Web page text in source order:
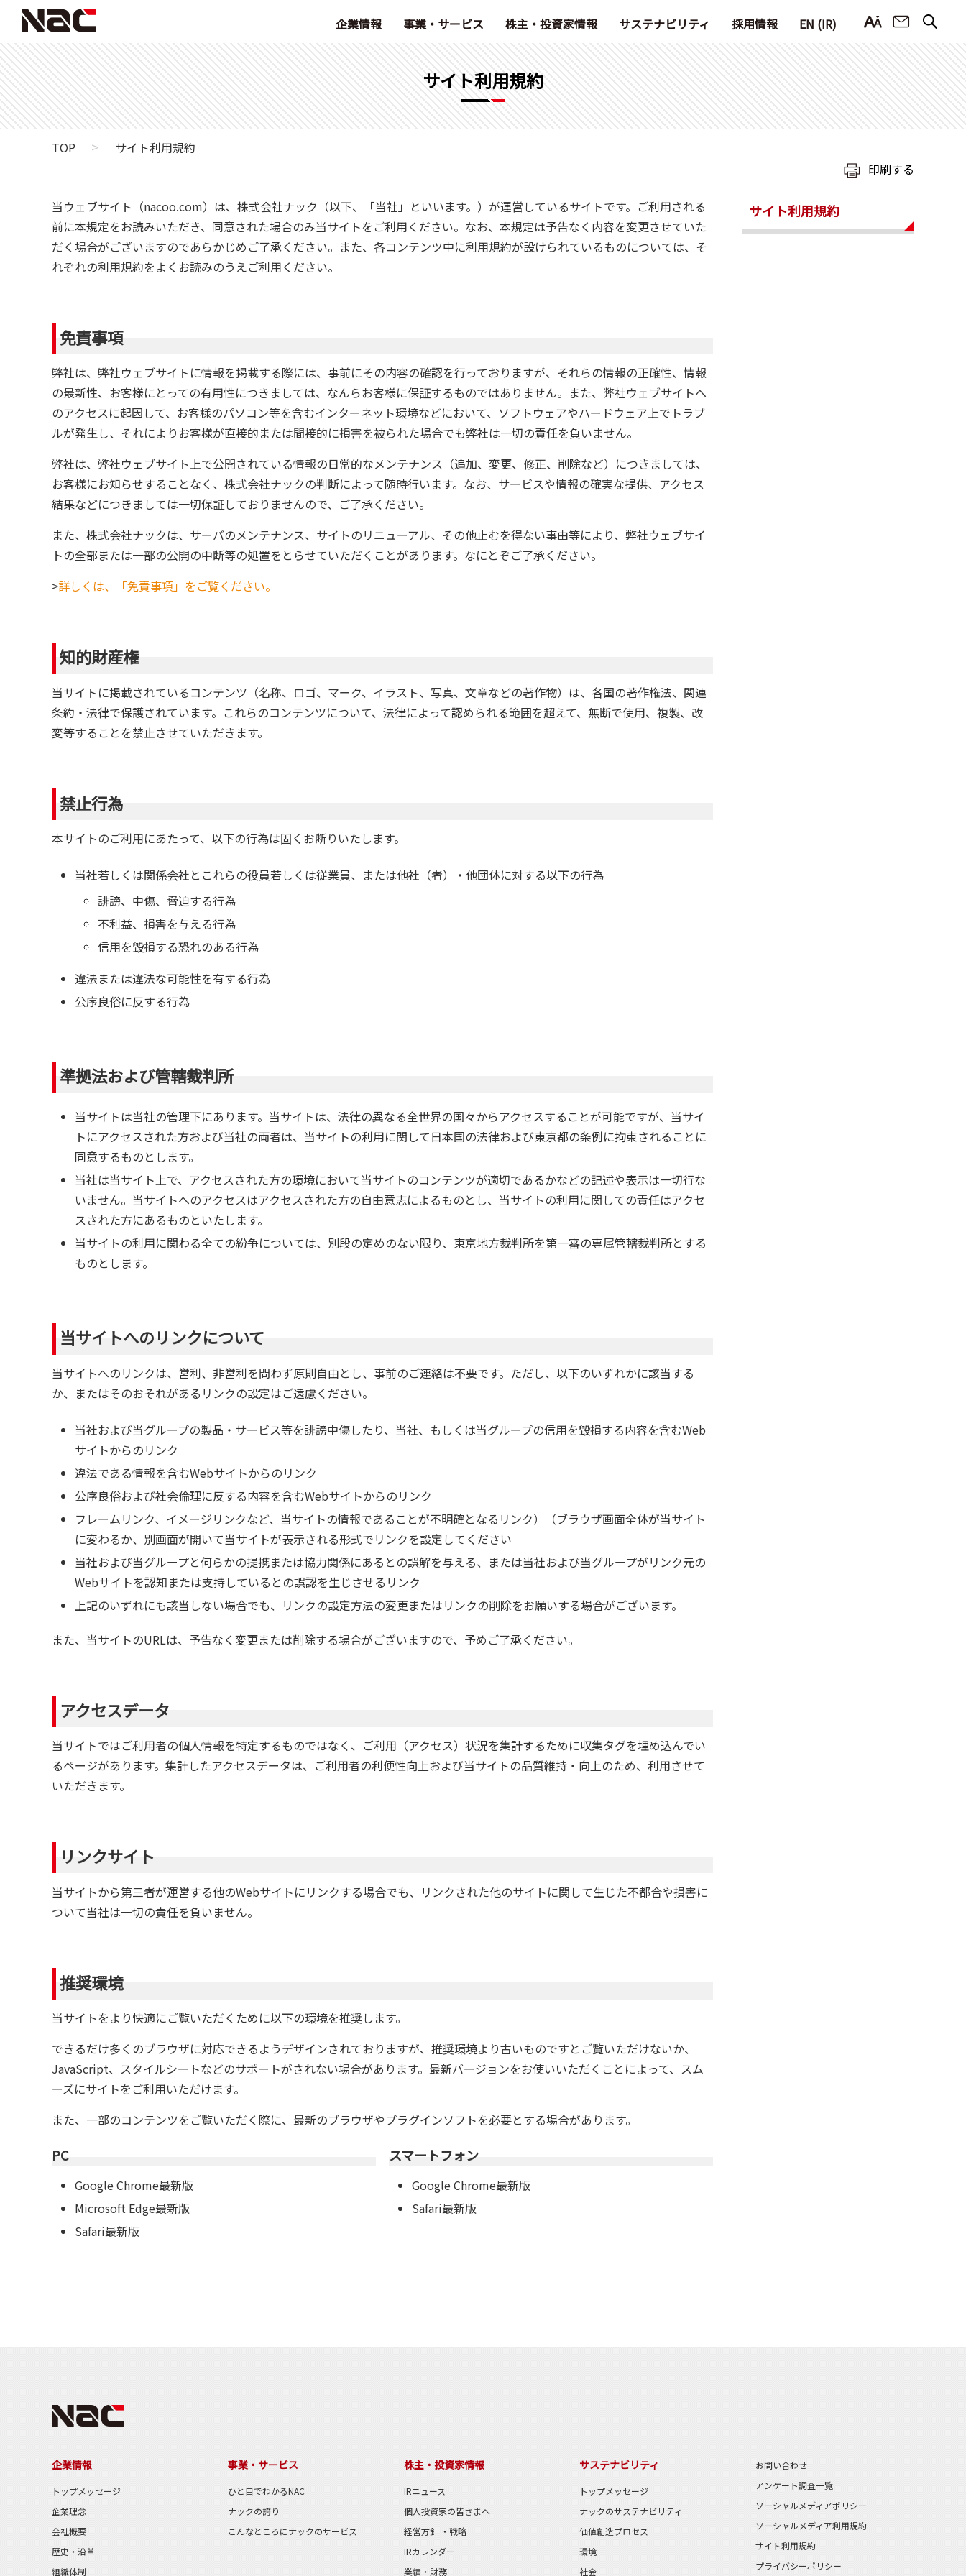
企業情報 事業・サービス 株主・投資家情報 サステナビリティ 採用情報 EN (IR) お問い
サイト利用規約
TOP >
サイト利用規約
印刷する
当ウェブサイト（nacoo.com）は、株式会社ナック（以下、「当社」といいます。）が運営しているサイトです。ご利用される
前に本規定をお読みいただき、同意された場合のみ当サイトをご利用ください。なお、本規定は予告なく内容を変更させていた
だく場合がございますのであらかじめご了承ください。また、各コンテンツ中に利用規約が設けられているものについては、そ
れぞれの利用規約をよくお読みのうえご利用ください。
免責事項
弊社は、弊社ウェブサイトに情報を掲載する際には、事前にその内容の確認を行っておりますが、それらの情報の正確性、情報
の最新性、お客様にとっての有用性につきましては、なんらお客様に保証するものではありません。また、弊社ウェブサイトへ
のアクセスに起因して、お客様のパソコン等を含むインターネット環境などにおいて、ソフトウェアやハードウェア上でトラブ
ルが発生し、それによりお客様が直接的または間接的に損害を被られた場合でも弊社は一切の責任を負いません。
弊社は、弊社ウェブサイト上で公開されている情報の日常的なメンテナンス（追加、変更、修正、削除など）につきましては、
お客様にお知らせすることなく、株式会社ナックの判断によって随時行います。なお、サービスや情報の確実な提供、アクセス
結果などにつきましては一切保証しておりませんので、ご了承ください。
また、株式会社ナックは、サーバのメンテナンス、サイトのリニューアル、その他止むを得ない事由等により、弊社ウェブサイ
トの全部または一部の公開の中断等の処置をとらせていただくことがあります。なにとぞご了承ください。
>詳しくは、「免責事項」をご覧ください。
知的財産権
当サイトに掲載されているコンテンツ（名称、ロゴ、マーク、イラスト、写真、文章などの著作物）は、各国の著作権法、関連
条約・法律で保護されています。これらのコンテンツについて、法律によって認められる範囲を超えて、無断で使用、複製、改
変等することを禁止させていただきます。
禁止行為
本サイトのご利用にあたって、以下の行為は固くお断りいたします。
当社若しくは関係会社とこれらの役員若しくは従業員、または他社（者）・他団体に対する以下の行為
誹謗、中傷、脅迫する行為
不利益、損害を与える行為
信用を毀損する恐れのある行為
違法または違法な可能性を有する行為
公序良俗に反する行為
準拠法および管轄裁判所
当サイトは当社の管理下にあります。当サイトは、法律の異なる全世界の国々からアクセスすることが可能ですが、当サイ
トにアクセスされた方および当社の両者は、当サイトの利用に関して日本国の法律および東京都の条例に拘束されることに
同意するものとします。
当社は当サイト上で、アクセスされた方の環境において当サイトのコンテンツが適切であるかなどの記述や表示は一切行な
いません。当サイトへのアクセスはアクセスされた方の自由意志によるものとし、当サイトの利用に関しての責任はアクセ
スされた方にあるものといたします。
当サイトの利用に関わる全ての紛争については、別段の定めのない限り、東京地方裁判所を第一審の専属管轄裁判所とする
ものとします。
当サイトへのリンクについて
当サイトへのリンクは、営利、非営利を問わず原則自由とし、事前のご連絡は不要です。ただし、以下のいずれかに該当する
か、またはそのおそれがあるリンクの設定はご遠慮ください。
当社および当グループの製品・サービス等を誹謗中傷したり、当社、もしくは当グループの信用を毀損する内容を含むWeb
サイトからのリンク
違法である情報を含むWebサイトからのリンク
公序良俗および社会倫理に反する内容を含むWebサイトからのリンク
フレームリンク、イメージリンクなど、当サイトの情報であることが不明確となるリンク）（ブラウザ画面全体が当サイト
に変わるか、別画面が開いて当サイトが表示される形式でリンクを設定してください
当社および当グループと何らかの提携または協力関係にあるとの誤解を与える、または当社および当グループがリンク元の
Webサイトを認知または支持しているとの誤認を生じさせるリンク
上記のいずれにも該当しない場合でも、リンクの設定方法の変更またはリンクの削除をお願いする場合がございます。
また、当サイトのURLは、予告なく変更または削除する場合がございますので、予めご了承ください。
アクセスデータ
当サイトではご利用者の個人情報を特定するものではなく、ご利用（アクセス）状況を集計するために収集タグを埋め込んでい
るページがあります。集計したアクセスデータは、ご利用者の利便性向上および当サイトの品質維持・向上のため、利用させて
いただきます。
リンクサイト
当サイトから第三者が運営する他のWebサイトにリンクする場合でも、リンクされた他のサイトに関して生じた不都合や損害に
ついて当社は一切の責任を負いません。
推奨環境
当サイトをより快適にご覧いただくために以下の環境を推奨します。
できるだけ多くのブラウザに対応できるようデザインされておりますが、推奨環境より古いものですとご覧いただけないか、
JavaScript、スタイルシートなどのサポートがされない場合があります。最新バージョンをお使いいただくことによって、スム
ーズにサイトをご利用いただけます。
また、一部のコンテンツをご覧いただく際に、最新のブラウザやプラグインソフトを必要とする場合があります。
PC
Google Chrome最新版
Microsoft Edge最新版
Safari最新版
スマートフォン
Google Chrome最新版
Safari最新版
サイト利用規約
企業情報
トップメッセージ
企業理念
会社概要
歴史・沿革
組織体制
事業・サービス
ひと目でわかるNAC
ナックの誇り
こんなところにナックのサービス
株主・投資家情報
IRニュース
個人投資家の皆さまへ
経営方針 ・戦略
IRカレンダー
業績・財務
サステナビリティ
トップメッセージ
ナックのサステナビリティ
価値創造プロセス
環境
社会
お問い合わせ
アンケート調査一覧
ソーシャルメディアポリシー
ソーシャルメディア利用規約
サイト利用規約
プライバシーポリシー